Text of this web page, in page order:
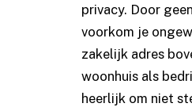
privacy. Door
voorkom je
zakelijk adres
woonhuis als
heerlijk om niet